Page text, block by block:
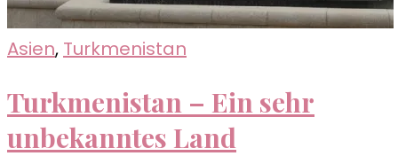
Asien, Turkmenistan
Turkmenistan – Ein sehr
unbekanntes Land